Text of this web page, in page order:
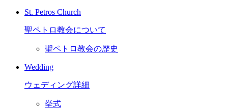
St. Petros Church
聖ペトロ教会について
聖ペトロ教会の歴史
Wedding
ウェディング詳細
挙式